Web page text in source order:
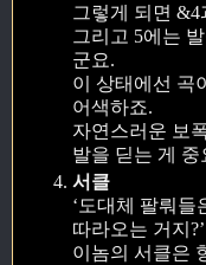
그렇게 되면
그리고 5에는
군요.
이 상태에선 곡
어색하죠.
자연스러운 보
발을 딛는 게 중
서클
‘도대체 팔뤄들
따라오는 거지?’
이놈의 서클은